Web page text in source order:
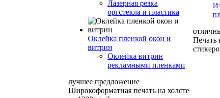
Лазерная резка
оргстекла и пластика
Оклейка пленкой окон и
витрин
Оклейка витрин
рекламными пленками
лучшее предложение
Широкоформатная печать на холсте
Печать